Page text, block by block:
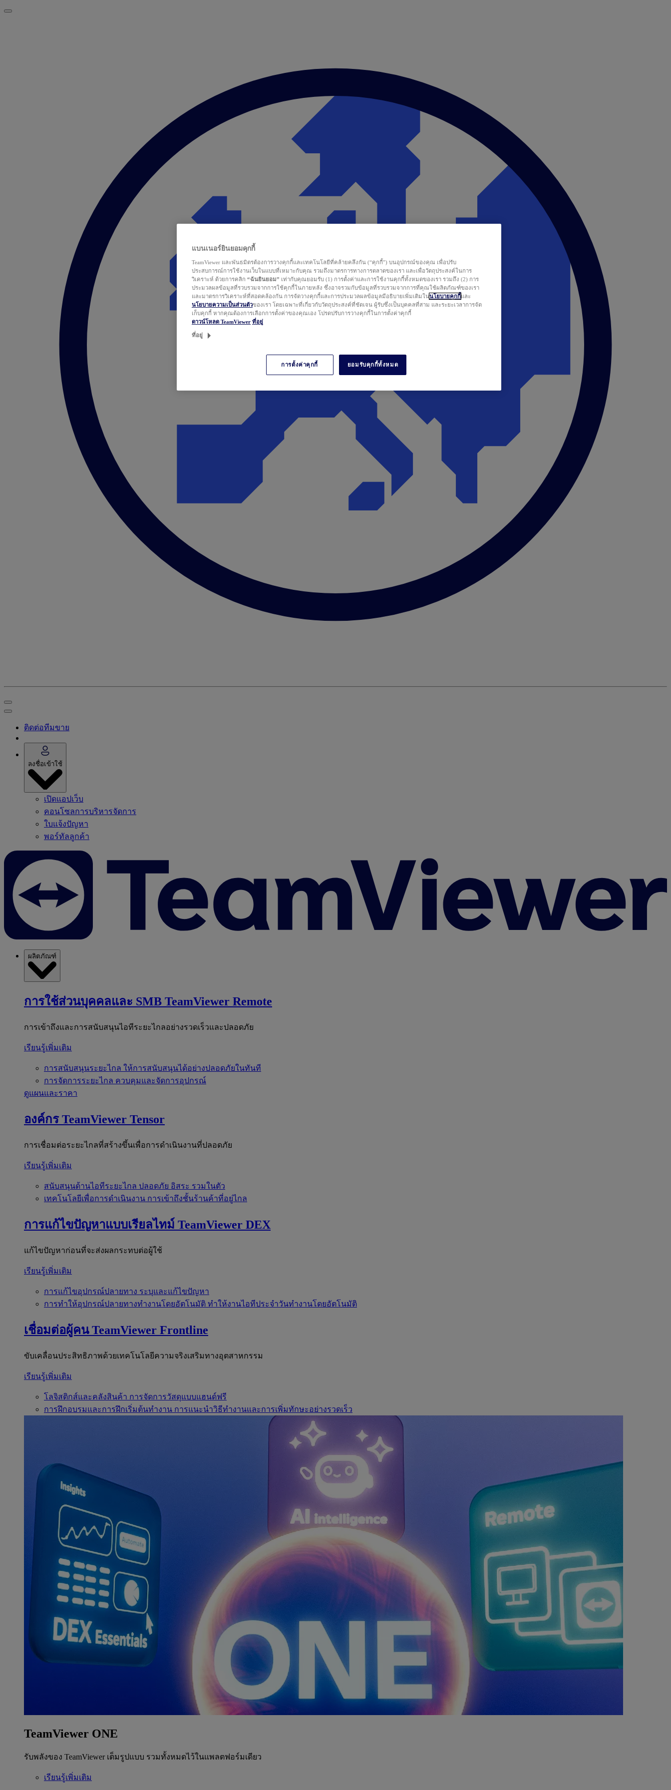
ติดต่อทีมขาย
ลงชื่อเข้าใช้
เปิดแอปเว็บ
คอนโซลการบริหารจัดการ
ใบแจ้งปัญหา
พอร์ทัลลูกค้า
ผลิตภัณฑ์
การใช้ส่วนบุคคลและ SMB TeamViewer Remote
การเข้าถึงและการสนับสนุนไอทีระยะไกลอย่างรวดเร็วและปลอดภัย
เรียนรู้เพิ่มเติม
การสนับสนุนระยะไกล ให้การสนับสนุนได้อย่างปลอดภัยในทันที
การจัดการระยะไกล ควบคุมและจัดการอุปกรณ์
ดูแผนและราคา
องค์กร TeamViewer Tensor
การเชื่อมต่อระยะไกลที่สร้างขึ้นเพื่อการดำเนินงานที่ปลอดภัย
เรียนรู้เพิ่มเติม
สนับสนุนด้านไอทีระยะไกล ปลอดภัย อิสระ รวมในตัว
เทคโนโลยีเพื่อการดำเนินงาน การเข้าถึงชั้นร้านค้าที่อยู่ไกล
การแก้ไขปัญหาแบบเรียลไทม์ TeamViewer DEX
แก้ไขปัญหาก่อนที่จะส่งผลกระทบต่อผู้ใช้
เรียนรู้เพิ่มเติม
การแก้ไขอุปกรณ์ปลายทาง ระบุและแก้ไขปัญหา
การทำให้อุปกรณ์ปลายทางทำงานโดยอัตโนมัติ ทำให้งานไอทีประจำวันทำงานโดยอัตโนมัติ
เชื่อมต่อผู้คน TeamViewer Frontline
ขับเคลื่อนประสิทธิภาพด้วยเทคโนโลยีความจริงเสริมทางอุตสาหกรรม
เรียนรู้เพิ่มเติม
โลจิสติกส์และคลังสินค้า การจัดการวัสดุแบบแฮนด์ฟรี
การฝึกอบรมและการฝึกเริ่มต้นทำงาน การแนะนำวิธีทำงานและการเพิ่มทักษะอย่างรวดเร็ว
TeamViewer ONE
รับพลังของ TeamViewer เต็มรูปแบบ รวมทั้งหมดไว้ในแพลตฟอร์มเดียว
เรียนรู้เพิ่มเติม
แบนเนอร์ยินยอมคุกกี้
TeamViewer และพันธมิตรต้องการวางคุกกี้และเทคโนโลยีที่คล้ายคลึงกัน (“คุกกี้”) บนอุปกรณ์ของคุณ เพื่อปรับ
ประสบการณ์การใช้งานเว็บในแบบที่เหมาะกับคุณ รวมถึงมาตรการทางการตลาดของเรา และเพื่อวัตถุประสงค์ในการ
วิเคราะห์ ด้วยการคลิก “ฉันยินยอม” เท่ากับคุณยอมรับ (1) การตั้งค่าและการใช้งานคุกกี้ทั้งหมดของเรา รวมถึง (2) การ
ประมวลผลข้อมูลที่รวบรวมจากการใช้คุกกี้ในภายหลัง ซึ่งอาจรวมกับข้อมูลที่รวบรวมจากการที่คุณใช้ผลิตภัณฑ์ของเรา
และมาตรการวิเคราะห์ที่สอดคล้องกัน การจัดวางคุกกี้และการประมวลผลข้อมูลมีอธิบายเพิ่มเติมในนโยบายคุกกี้และ
นโยบายความเป็นส่วนตัวของเรา โดยเฉพาะที่เกี่ยวกับวัตถุประสงค์ที่ชัดเจน ผู้รับซึ่งเป็นบุคคลที่สาม และระยะเวลาการจัด
เก็บคุกกี้ หากคุณต้องการเลือกการตั้งค่าของคุณเอง โปรดปรับการวางคุกกี้ในการตั้งค่าคุกกี้
ดาวน์โหลด TeamViewer ที่อยู่
ที่อยู่
การตั้งค่าคุกกี้ ยอมรับคุกกี้ทั้งหมด